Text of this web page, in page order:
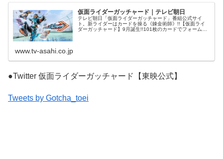
仮面ライダーガッチャード｜テレビ朝日
テレビ朝日「仮面ライダーガッチャード」番組公式サイ
ト。新ライダーはカードを操る《錬金術師》!!【仮面ライ
ダーガッチャード】9月誕生!!101枚のカードでフォームチ
www.tv-asahi.co.jp
●Twitter 仮面ライダーガッチャード【東映公式】
Tweets by Gotcha_toei